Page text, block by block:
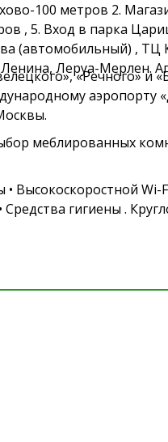
100 метров 2.
, 5. Вход в парка
(автомобильный) , ТЦ
Леруа-Мерлен.
«Речного» и
аэропорту
меблированных
Высокоскоростной Wi-
гигиены .